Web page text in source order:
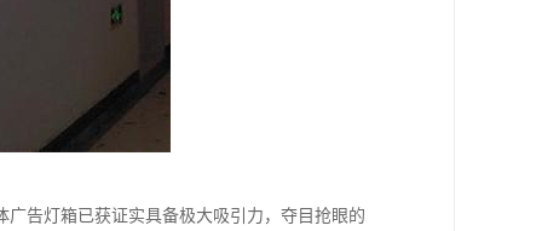
告灯箱已获证实具备极大吸引力，夺目抢眼的